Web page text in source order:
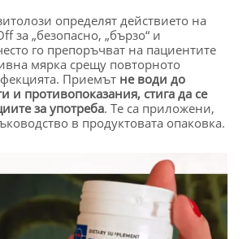
определят действието на
за „безопасно, „бързо“ и
го препоръчват на пациентите
мярка срещу повторното
Приемът не води до
и противопоказания, стига да се
за употреба. Те са приложени,
в продуктовата опаковка.